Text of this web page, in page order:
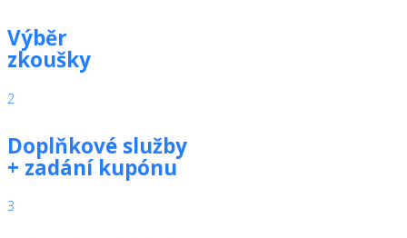
Výběr
zkoušky
2
Doplňkové služby
+ zadání kupónu
3